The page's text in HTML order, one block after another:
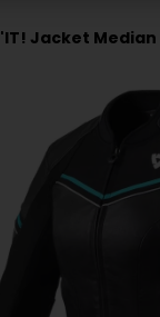
Jacket